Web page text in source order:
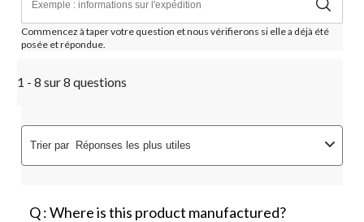
Commencez à taper votre question et nous vérifierons si elle a déjà été
posée et répondue.
1 - 8 sur 8 questions
Trier par Réponses les plus utiles
Q : Where is this product manufactured?